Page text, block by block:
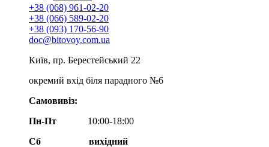
+38 (068) 961-02-20
+38 (066) 589-02-20
+38 (093) 170-56-90
doc@bitovoy.com.ua
Київ, пр. Берестейський 22
окремий вхід біля парадного №6
Самовивіз:
Пн-Пт
10:00-18:00
Сб
вихідний